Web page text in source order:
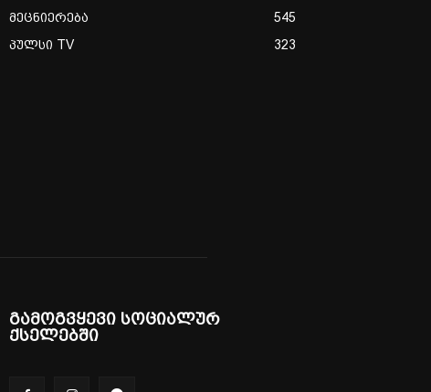
მეცნიერება
545
პულსი TV
323
გამოგვყევი სოციალურ
ქსელებში